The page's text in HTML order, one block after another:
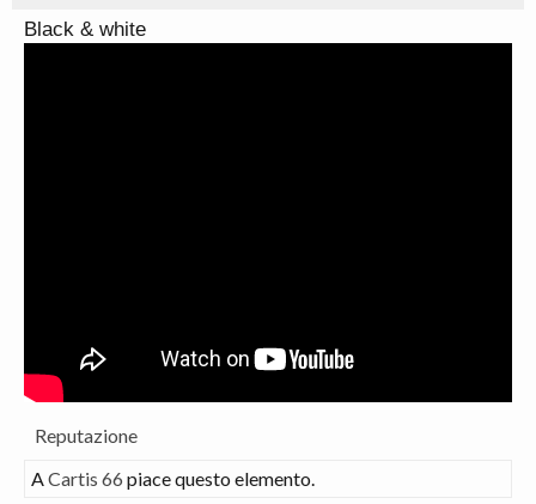
Black & white
Reputazione
ACartis 66 piace questo elemento.